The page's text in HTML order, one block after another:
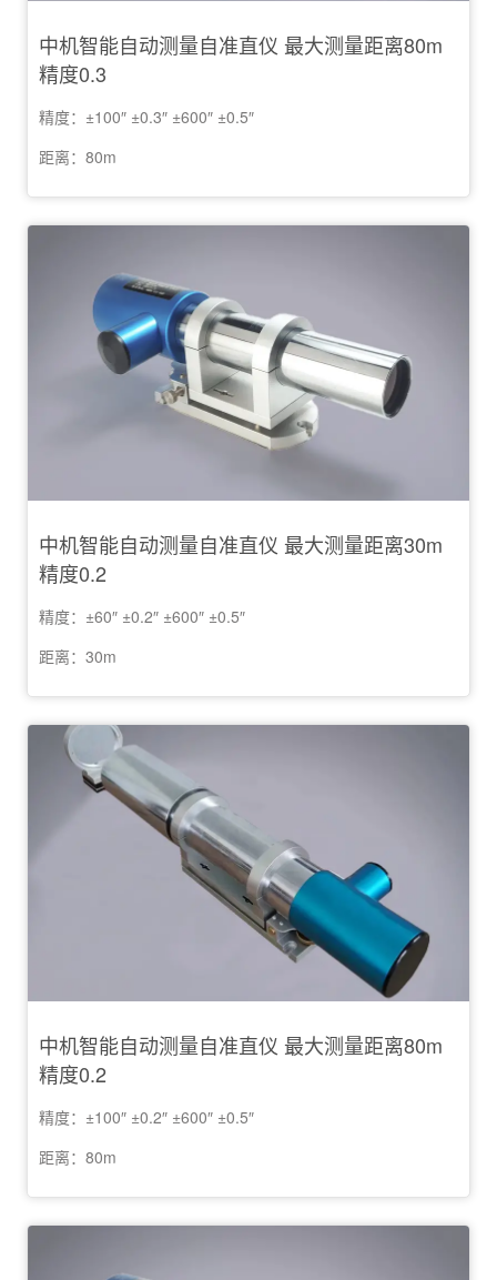
中机智能自动测量自准直仪 最大测量距离80m
精度0.3
精度：±100″ ±0.3″ ±600″ ±0.5″
距离：80m
中机智能自动测量自准直仪 最大测量距离30m
精度0.2
精度：±60″ ±0.2″ ±600″ ±0.5″
距离：30m
中机智能自动测量自准直仪 最大测量距离80m
精度0.2
精度：±100″ ±0.2″ ±600″ ±0.5″
距离：80m